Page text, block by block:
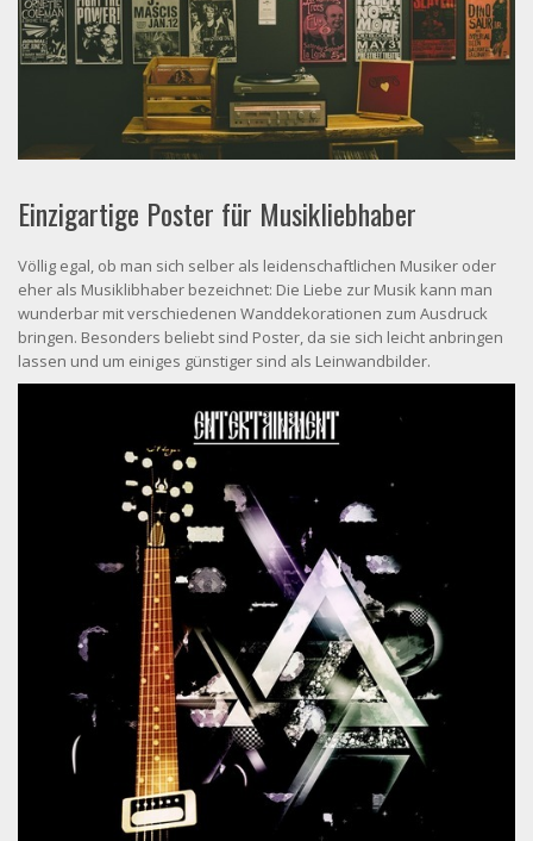
Einzigartige Poster für Musikliebhaber
Völlig egal, ob man sich selber als leidenschaftlichen Musiker oder
eher als Musiklibhaber bezeichnet: Die Liebe zur Musik kann man
wunderbar mit verschiedenen Wanddekorationen zum Ausdruck
bringen. Besonders beliebt sind Poster, da sie sich leicht anbringen
lassen und um einiges günstiger sind als Leinwandbilder.